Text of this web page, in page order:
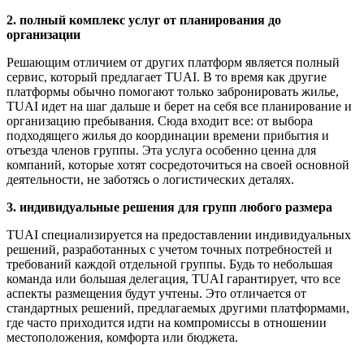
2. полный комплекс услуг от планирования до
организации
Решающим отличием от других платформ является полный
сервис, который предлагает TUAI. В то время как другие
платформы обычно помогают только забронировать жилье,
TUAI идет на шаг дальше и берет на себя все планирование и
организацию пребывания. Сюда входит все: от выбора
подходящего жилья до координации времени прибытия и
отъезда членов группы. Эта услуга особенно ценна для
компаний, которые хотят сосредоточиться на своей основной
деятельности, не заботясь о логистических деталях.
3. индивидуальные решения для групп любого размера
TUAI специализируется на предоставлении индивидуальных
решений, разработанных с учетом точных потребностей и
требований каждой отдельной группы. Будь то небольшая
команда или большая делегация, TUAI гарантирует, что все
аспекты размещения будут учтены. Это отличается от
стандартных решений, предлагаемых другими платформами,
где часто приходится идти на компромиссы в отношении
местоположения, комфорта или бюджета.